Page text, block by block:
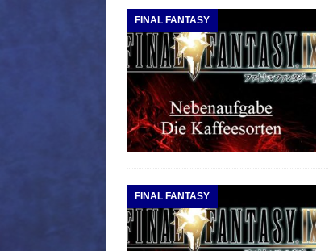
FINAL FANTASY
FINAL FANTASY